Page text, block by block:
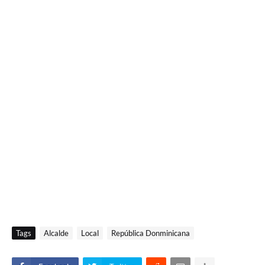
Tags Alcalde Local República Donminicana